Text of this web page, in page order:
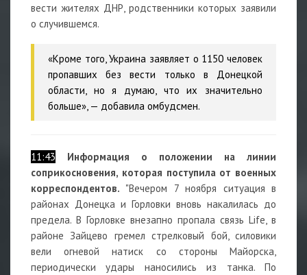
вести жителях ДНР, родственники которых заявили
о случившемся.
«Кроме того, Украина заявляет о 1150 человек
пропавших без вести только в Донецкой
области, но я думаю, что их значительно
больше», — добавила омбудсмен.
11:43
Информация о положении на линии
соприкосновения, которая поступила от военных
корреспондентов. "Вечером 7 ноября ситуация в
районах Донецка и Горловки вновь накалилась до
предела. В Горловке внезапно пропала связь Life, в
районе Зайцево гремел стрелковый бой, силовики
вели огневой натиск со стороны Майорска,
периодически удары наносились из танка. По